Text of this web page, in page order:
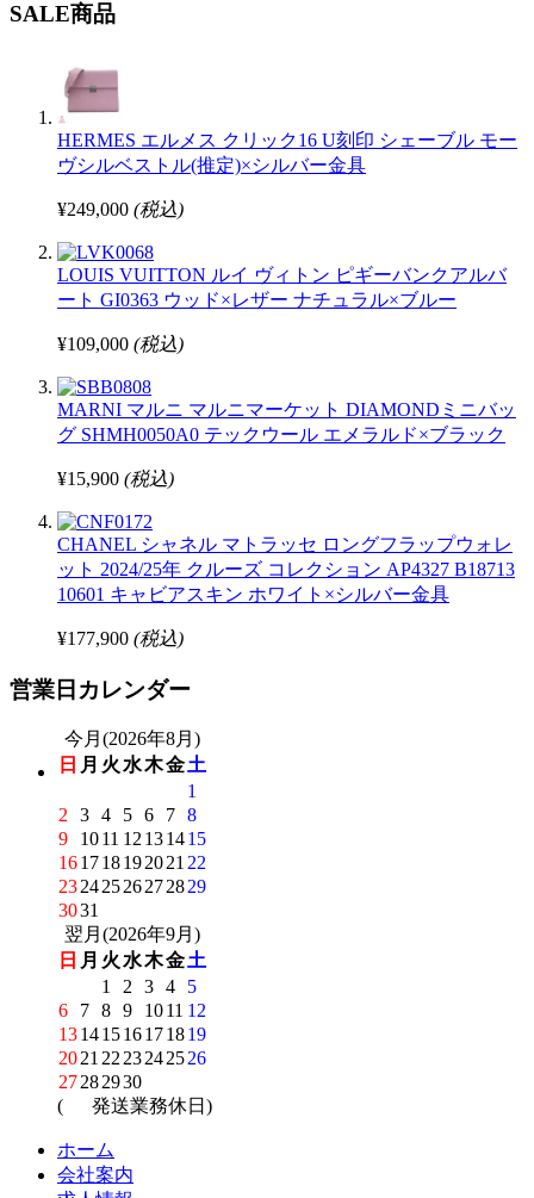
SALE商品
HERMES エルメス クリック16 U刻印 シェーブル モー
ヴシルベストル(推定)×シルバー金具
¥249,000 (税込)
LOUIS VUITTON ルイ ヴィトン ピギーバンクアルバ
ート GI0363 ウッド×レザー ナチュラル×ブルー
¥109,000 (税込)
MARNI マルニ マルニマーケット DIAMONDミニバッ
グ SHMH0050A0 テックウール エメラルド×ブラック
¥15,900 (税込)
CHANEL シャネル マトラッセ ロングフラップウォレ
ット 2024/25年 クルーズ コレクション AP4327 B18713
10601 キャビアスキン ホワイト×シルバー金具
¥177,900 (税込)
営業日カレンダー
今月(2026年8月)
日 月 火 水木金土
1
2
3 4 5 6 7 8
9
1011 12 131415
161718192021 22
23242526272829
3031
翌月(2026年9月)
日 月 火 水木金土
1
2 3 4
5
6
7 8 9 1011 12
13141516171819
2021 22 23242526
27282930
(
発送業務休日)
ホーム
会社案内